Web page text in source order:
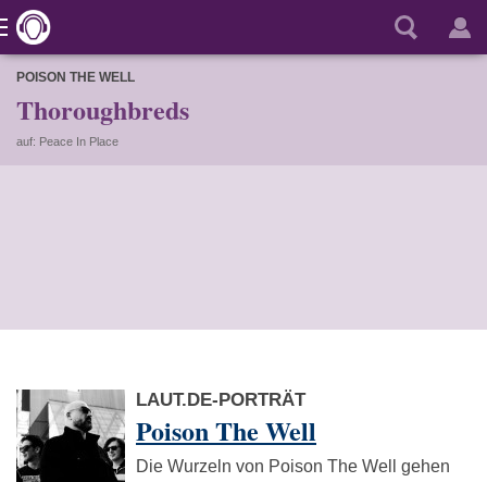
POISON THE WELL
Thoroughbreds
auf: Peace In Place
LAUT.DE-PORTRÄT
Poison The Well
Die Wurzeln von Poison The Well gehen